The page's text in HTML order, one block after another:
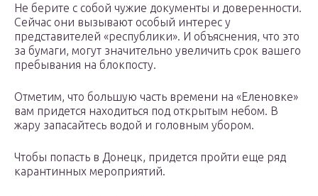
Не берите с собой чужие документы и доверенности.
Сейчас они вызывают особый интерес у
представителей «республики». И объяснения, что это
за бумаги, могут значительно увеличить срок вашего
пребывания на блокпосту.
Отметим, что большую часть времени на «Еленовке»
вам придется находиться под открытым небом. В
жару запасайтесь водой и головным убором.
Чтобы попасть в Донецк, придется пройти еще ряд
карантинных мероприятий.